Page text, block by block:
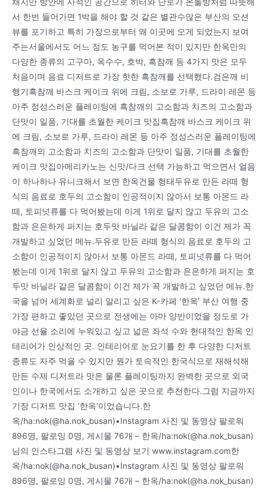
서 한번 들어가면 1박을 해야 할 것 같은 별관수많은 부산의 오션
뷰를 포기하고 특히 가장으로부터 왜 이곳에 오게 되었는지 보여
주는서울에서도 어느 정도 농구를 먹어본 적이 있지만 한옥만의
다양한 종류의 고구마, 옥수수, 호박, 흑참깨 등 4가지 맛은 모두
처음이며 음료 디저트로 가장 핫한 흑참깨를 선택했다.검은깨 비
행기흑참깨 바스크 케이크 위에 크림, 소보로 가루, 드라이 레몬 등
아주 정성스러운 플레이팅에 흑참깨의 고소함과 치즈의 고소함과
단맛이 일품, 기대를 초월한 케이크 맛집흑참깨 바스크 케이크 위
에 크림, 소보로 가루, 드라이 레몬 등 아주 정성스러운 플레이팅에
흑참깨의 고소함과 치즈의 고소함과 단맛이 일품, 기대를 초월한
케이크 맛집아메리카노는 신맛/다크 선택 가능하고 먹으면서 얼음
이 하나하나 유니크해서 보면 한옥건물 형태두유로 만든 라떼 형
식의 음료로 호두의 고소함이 인공적이지 않아서 보통 아몬드 라
떼, 토피넛류를 다 먹어봤는데 이게 1위로 달지 않고 두유의 고소
함과 은은하게 퍼지는 호두맛 바닐라 같은 달콤함이 이건 제가 꼭
개발하고 싶었던 메뉴.두유로 만든 라떼 형식의 음료로 호두의 고
소함이 인공적이지 않아서 보통 아몬드 라떼, 토피넛류를 다 먹어
봤는데 이게 1위로 달지 않고 두유의 고소함과 은은하게 퍼지는 호
두맛 바닐라 같은 달콤함이 이건 제가 꼭 개발하고 싶었던 메뉴.한
국을 넘어 세계화로 널리 알리고 싶은 K-카페 ‘한옥’ 부산 여행 중
가장 편하고 좋았던 곳으로 전생에는 아마 양반이었을 정도로 가
야금 선율 소리에 누워있고 싶고 넓은 좌석 수와 현대적인 한옥 인
테리어가 인상적인 곳. 인테리어로 눈요기를 한 후 다양한 디저트
종류도 자주 먹을 수 있지만 뭔가 토속적인 한국식으로 재해석해
만든 수제 디저트라 맛은 물론 플레이팅까지 완벽한 곳으로 외국
인이나 한국에서도 소개하고 싶은 곳으로 추천한다.그럼 지금까지
기장 디저트 맛집 ‘한옥’이었습니다.한
옥/ha:nok(@ha.nok_busan)•Instagram 사진 및 동영상 팔로워
896명, 팔로잉 0명, 게시물 76개 – 한옥/ha:nok(@ha.nok_busan)
님의 인스타그램 사진 및 동영상 보기 www.instagram.com한
옥/ha:nok(@ha.nok_busan)•Instagram 사진 및 동영상 팔로워
896명, 팔로잉 0명, 게시물 76개 – 한옥/ha:nok(@ha.nok_busan)